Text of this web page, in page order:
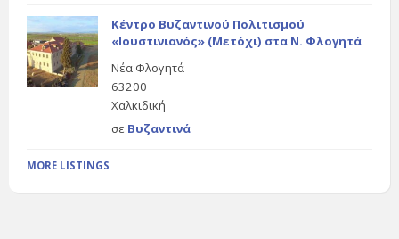
Κέντρο Βυζαντινού Πολιτισμού
«Ιουστινιανός» (Μετόχι) στα Ν. Φλογητά
Νέα Φλογητά
63200
Χαλκιδική
σε Βυζαντινά
MORE LISTINGS